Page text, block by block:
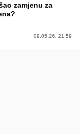
zamjenu za
09.05.26. 21:59